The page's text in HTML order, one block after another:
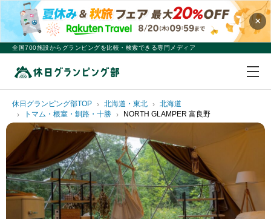
×
全国700施設からグランピングを比較・検索できる専門メディア
休日グランピング部TOP 北海道・東北
北海道
トマム・根室・釧路・十勝
NORTH GLAMPER 富良野